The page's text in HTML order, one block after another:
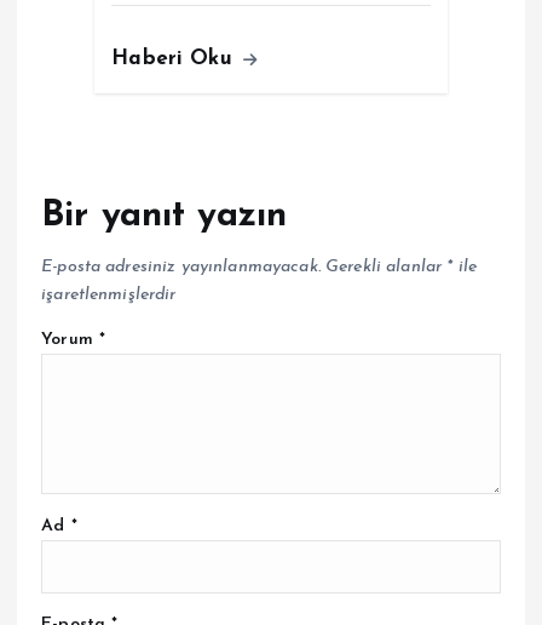
Haberi Oku
Bir yanıt yazın
E-posta adresiniz yayınlanmayacak. Gerekli alanlar *ile
işaretlenmişlerdir
Yorum *
Ad *